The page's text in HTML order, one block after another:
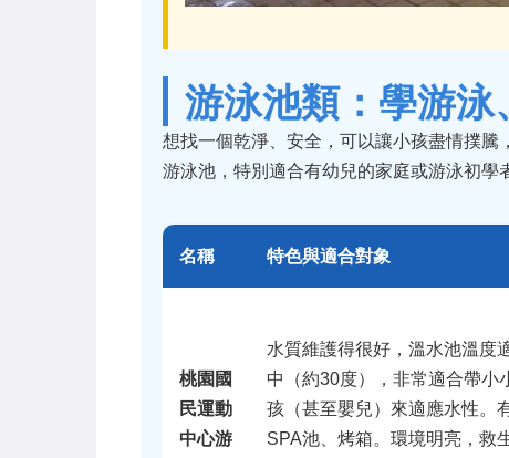
游泳池類：學游
想找一個乾淨、安全，可以讓小孩盡情撲
游泳池，特別適合有幼兒的家庭或游泳初學
名稱 特色與適合對象
桃園國
民運動
中心游
水質維護得很好，溫水池溫度
中（約30度），非常適合帶小
孩（甚至嬰兒）來適應水性。
SPA池、烤箱。環境明亮，救